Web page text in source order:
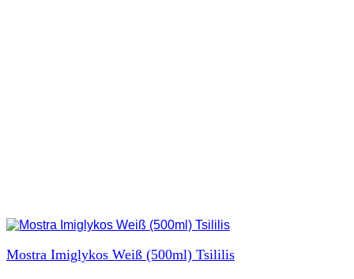
Mostra Imiglykos Weiß (500ml) Tsililis